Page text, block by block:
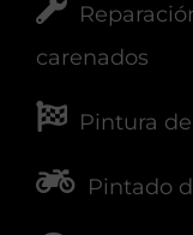
carenados
Pintura
Pintado